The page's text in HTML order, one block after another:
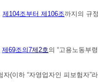
제104조부터 제106조까지의 규
제69조의7제2호의 “고용노동부
(이하 “자영업자인 피보험자